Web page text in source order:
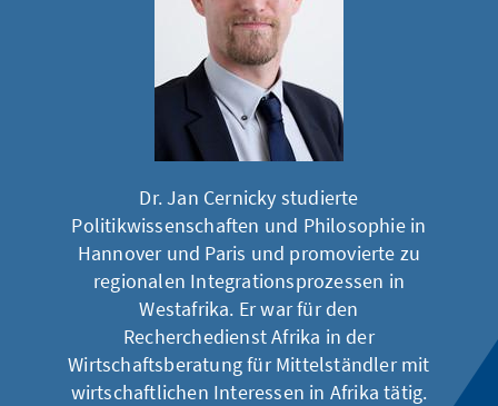
Dr. Jan Cernicky studierte
Politikwissenschaften und Philosophie in
Hannover und Paris und promovierte zu
regionalen Integrationsprozessen in
Westafrika. Er war für den
Recherchedienst Afrika in der
Wirtschaftsberatung für Mittelständler mit
wirtschaftlichen Interessen in Afrika tätig.